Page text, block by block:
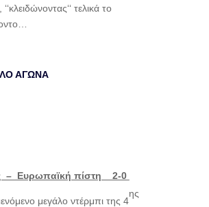
τελικά το
ΑΓΩΝΑ
– Ευρωπαϊκή πίστη 2-0
μεγάλο ντέρμπι της 4
ης